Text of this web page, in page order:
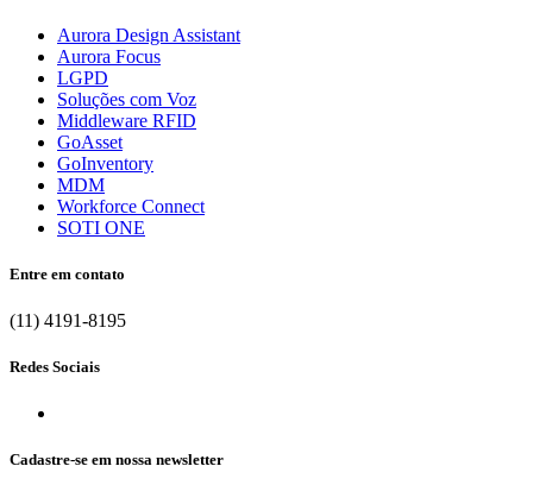
Aurora Design Assistant
Aurora Focus
LGPD
Soluções com Voz
Middleware RFID
GoAsset
GoInventory
MDM
Workforce Connect
SOTI ONE
Entre em contato
(11) 4191-8195
Redes Sociais
Cadastre-se em nossa newsletter